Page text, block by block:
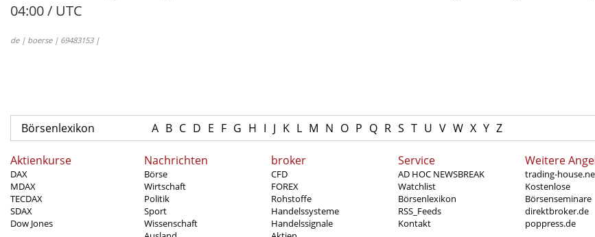
04:00 / UTC
de | boerse | 69483153 |
Börsenlexikon A B C D E F G H I J K L M N O P Q R S T U V W X Y Z
Aktienkurse
DAX
MDAX
TECDAX
SDAX
Dow Jones
Nachrichten
Börse
Wirtschaft
Politik
Sport
Wissenschaft
broker
CFD
FOREX
Rohstoffe
Handelssysteme
Handelssignale
Service
AD HOC NEWSBREAK
Watchlist
Börsenlexikon
RSS_Feeds
Kontakt
Weitere
trading-
Kostenlose
Börsenseminare
direktbroker.de
poppress.de